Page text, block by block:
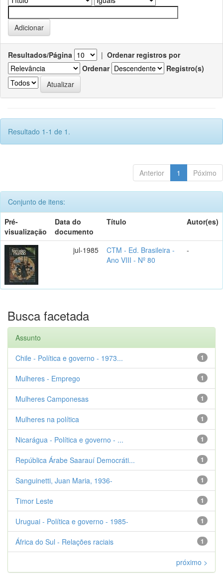
Resultados/Página | Ordenar registros por
Ordenar
Registro(s)
Resultado 1-1 de 1.
Anterior 1 Póximo
Conjunto de itens:
Pré-
visualização
Data do
documento
Título Autor(es)
jul-1985
CTM - Ed. Brasileira -
Ano VIII - Nº 80
-
Busca facetada
Assunto
1
Chile - Política e governo - 1973...
1
Mulheres - Emprego
1
Mulheres Camponesas
1
Mulheres na política
1
Nicarágua - Política e governo - ...
1
República Árabe Saarauí Democráti...
1
Sanguinetti, Juan Maria, 1936-
1
Timor Leste
1
Uruguai - Política e governo - 1985-
1
África do Sul - Relações raciais
próximo >